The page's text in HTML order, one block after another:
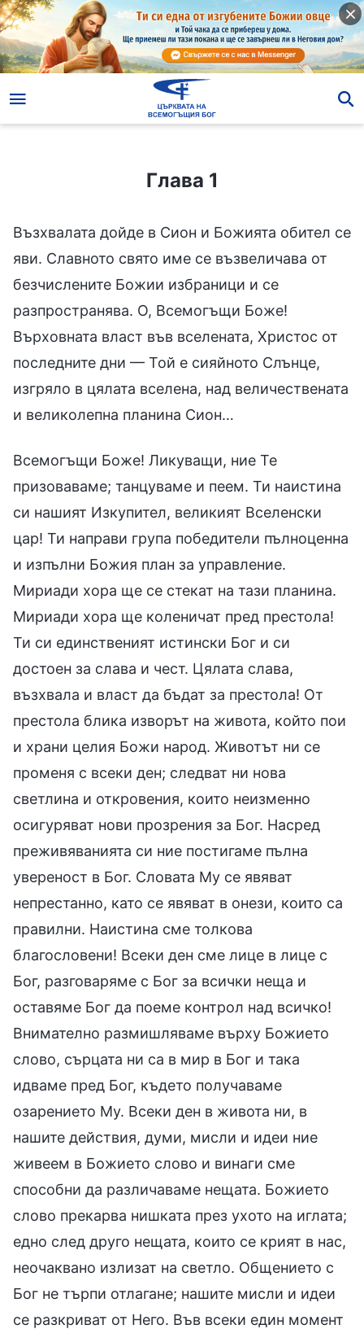
Глава 1
Възхвалата дойде в Сион и Божията обител се
яви. Славното свято име се възвеличава от
безчислените Божии избраници и се
разпространява. О, Всемогъщи Боже!
Върховната власт във вселената, Христос от
последните дни — Той е сияйното Слънце,
изгряло в цялата вселена, над величествената
и великолепна планина Сион…
Всемогъщи Боже! Ликуващи, ние Те
призоваваме; танцуваме и пеем. Ти наистина
си нашият Изкупител, великият Вселенски
цар! Ти направи група победители пълноценна
и изпълни Божия план за управление.
Мириади хора ще се стекат на тази планина.
Мириади хора ще коленичат пред престола!
Ти си единственият истински Бог и си
достоен за слава и чест. Цялата слава,
възхвала и власт да бъдат за престола! От
престола блика изворът на живота, който пои
и храни целия Божи народ. Животът ни се
променя с всеки ден; следват ни нова
светлина и откровения, които неизменно
осигуряват нови прозрения за Бог. Насред
преживяванията си ние постигаме пълна
увереност в Бог. Словата Му се явяват
непрестанно, като се явяват в онези, които са
правилни. Наистина сме толкова
благословени! Всеки ден сме лице в лице с
Бог, разговаряме с Бог за всички неща и
оставяме Бог да поеме контрол над всичко!
Внимателно размишляваме върху Божието
слово, сърцата ни са в мир в Бог и така
идваме пред Бог, където получаваме
озарението Му. Всеки ден в живота ни, в
нашите действия, думи, мисли и идеи ние
живеем в Божието слово и винаги сме
способни да различаваме нещата. Божието
слово прекарва нишката през ухото на иглата;
едно след друго нещата, които се крият в нас,
неочаквано излизат на светло. Общението с
Бог не търпи отлагане; нашите мисли и идеи
се разкриват от Него. Във всеки един момент